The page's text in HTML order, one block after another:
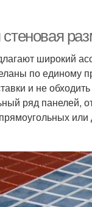
стеновая
широкий
по единому
и не
ряд панелей,
или